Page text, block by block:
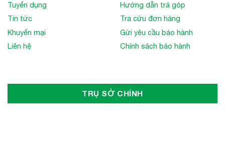
Tuyển dụng
Tin tức
Khuyến mại
Liên hệ
Hướng dẫn trả góp
Tra cứu đơn hàng
Gửi yêu cầu bảo hành
Chính sách bảo hành
TRỤ SỞ CHÍNH